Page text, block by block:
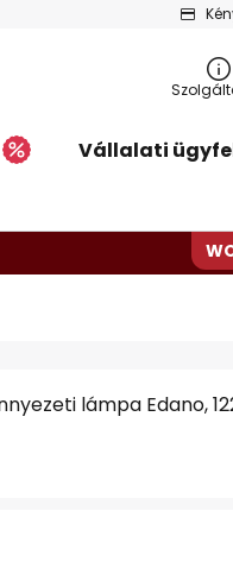
Vállalati
lámpa Edano,